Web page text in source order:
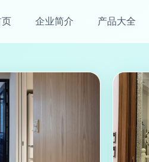
企业简介 产品大全